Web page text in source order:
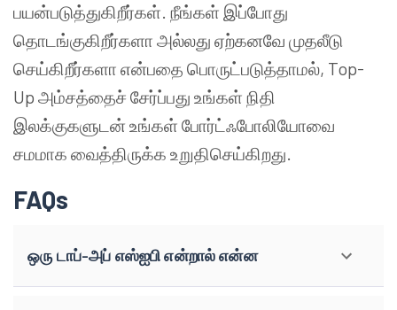
பயன்படுத்துகிறீர்கள். நீங்கள் இப்போது
தொடங்குகிறீர்களா அல்லது ஏற்கனவே முதலீடு
செய்கிறீர்களா என்பதை பொருட்படுத்தாமல், Top-
Up அம்சத்தைச் சேர்ப்பது உங்கள் நிதி
இலக்குகளுடன் உங்கள் போர்ட்ஃபோலியோவை
சமமாக வைத்திருக்க உறுதிசெய்கிறது.
FAQs
ஒரு டாப்-அப் எஸ்ஐபி என்றால் என்ன